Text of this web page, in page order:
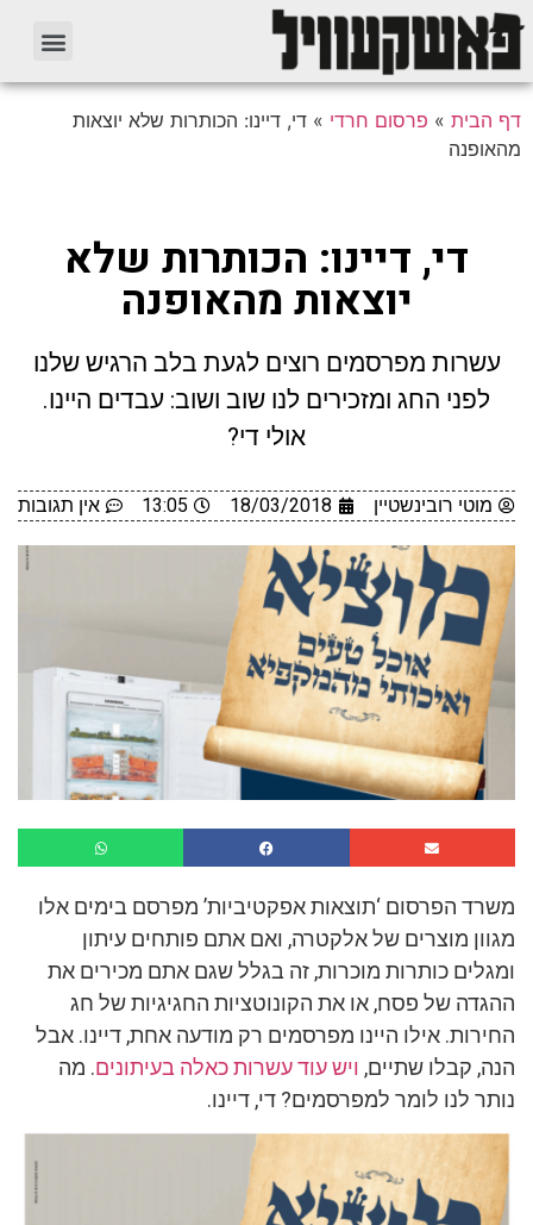
דף הבית » פרסום חרדי » די, דיינו: הכותרות שלא יוצאות
מהאופנה
די, דיינו: הכותרות שלא
יוצאות מהאופנה
עשרות מפרסמים רוצים לגעת בלב הרגיש שלנו
לפני החג ומזכירים לנו שוב ושוב: עבדים היינו.
אולי די?
מוטי רובינשטיין 18/03/2018
13:05 אין תגובות
משרד הפרסום ‘תוצאות אפקטיביות’ מפרסם בימים אלו
מגוון מוצרים של אלקטרה, ואם אתם פותחים עיתון
ומגלים כותרות מוכרות, זה בגלל שגם אתם מכירים את
ההגדה של פסח, או את הקונוטציות החגיגיות של חג
החירות. אילו היינו מפרסמים רק מודעה אחת, דיינו. אבל
הנה, קבלו שתיים, ויש עוד עשרות כאלה בעיתונים. מה
נותר לנו לומר למפרסמים? די, דיינו.